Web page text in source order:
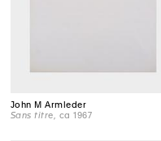
John M Armleder
Sans titre , ca 1967